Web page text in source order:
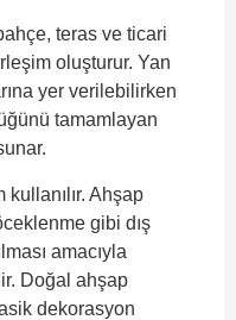
teras ve ticari
oluşturur. Yan
yer verilebilirken
tamamlayan
Ahşap
gibi dış
amacıyla
Doğal ahşap
dekorasyon